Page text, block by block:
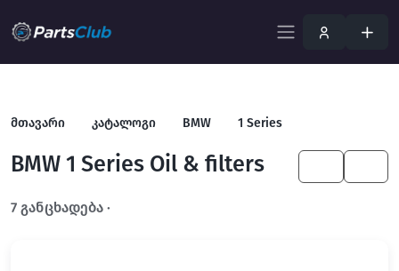
მთავარი კატალოგი BMW 1 Series
BMW 1 Series Oil & filters
7 განცხადება ·